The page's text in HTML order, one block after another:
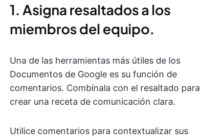
1. Asigna resaltados a los
miembros del equipo.
Una de las herramientas más útiles de los
Documentos de Google es su función de
comentarios. Combínala con el resaltado para
crear una receta de comunicación clara.
Utilice comentarios para contextualizar sus